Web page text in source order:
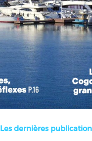
Les dernières